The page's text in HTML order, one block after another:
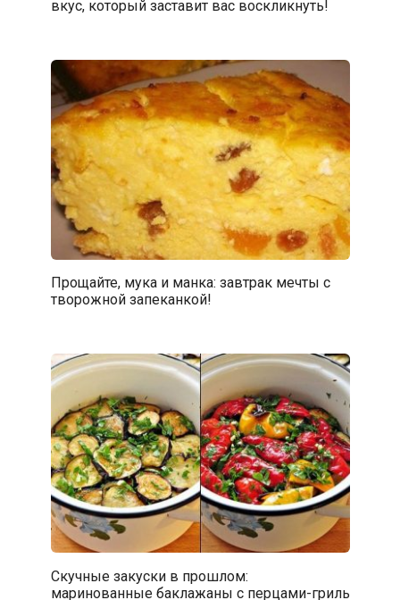
вкус, который заставит вас воскликнуть!
Прощайте, мука и манка: завтрак мечты с
творожной запеканкой!
Скучные закуски в прошлом:
маринованные баклажаны с перцами-гриль